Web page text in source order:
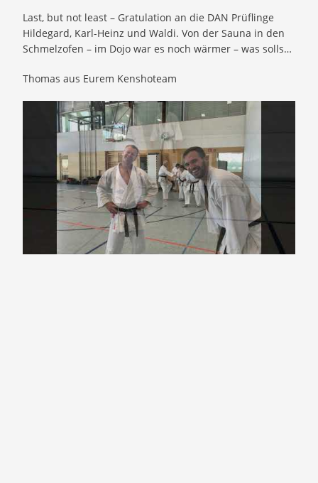
Last, but not least – Gratulation an die DAN Prüflinge
Hildegard, Karl-Heinz und Waldi. Von der Sauna in den
Schmelzofen – im Dojo war es noch wärmer – was solls…
Thomas aus Eurem Kenshoteam